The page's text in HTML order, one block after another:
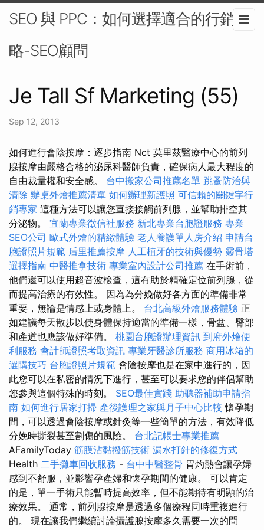
SEO 與 PPC：如何選擇適合的行銷策
略-SEO顧問
Je Tall Sf Marketing (55)
Sep 12, 2013
如何進行會陰按摩：逐步指南 Nct 莫里茲醫療中心的前列
腺按摩由嚴格合格的泌尿科醫師負責，確保病人最大程度的
自由裁量權和安全感。 台中搬家公司推薦名單 跳蚤防治與
清除 辦桌外燴推薦清單 如何辦理新護照 可信賴的關鍵字行
銷專家 這種方法可以讓您直接接觸前列腺，並幫助排空其
分泌物。 宜蘭專業徵信社服務 新北專業台胞證服務 專業
SEO公司 歐式外燴的精緻體驗 老人養護單人房介紹 申請台
胞證照片規範 后里推薦按摩 人工植牙的技術與優勢 靈骨塔
選擇指南 中醫推拿技術 專業室內設計公司推薦 在手術前，
他們還可以使用超音波檢查，這有助於精確定位前列腺，從
而提高治療的有效性。 因為為分娩做好各方面的準備非常
重要，無論是情感上或身體上。 台北高級外燴服務體驗 正
如建議每天散步以使身體保持適當的準備一樣，骨盆、臀部
和產道也應該做好準備。 桃園台胞證辦理資訊 到府外燴便
利服務 會計師證照考取資訊 專業牙醫診所服務 商用冰箱的
選購技巧 台胞證照片規範 會陰按摩也是在家中進行的，因
此您可以在私密的情況下進行，甚至可以要求您的伴侶幫助
您參與這個特殊的時刻。 SEO最佳實踐 助聽器補助申請指
南 如何進行居家打掃 產後護理之家與月子中心比較 懷孕期
間，可以透過會陰按摩或針灸等一些簡單的方法，有效降低
分娩時撕裂甚至割傷的風險。 台北記帳士專業推薦
AFamilyToday 筋膜沾黏撥筋技術 漏水打針的修復方式
Health 二手攤車回收服務 - 台中中醫整骨 胃灼熱會讓孕婦
感到不舒服，並影響孕產婦和懷孕期間的健康。 可以肯定
的是，單一手術只能暫時提高效率，但不能期待有明顯的治
療效果。 通常，前列腺按摩是透過多個療程同時重複進行
的。 現在讓我們繼續討論攝護腺按摩多久需要一次的問